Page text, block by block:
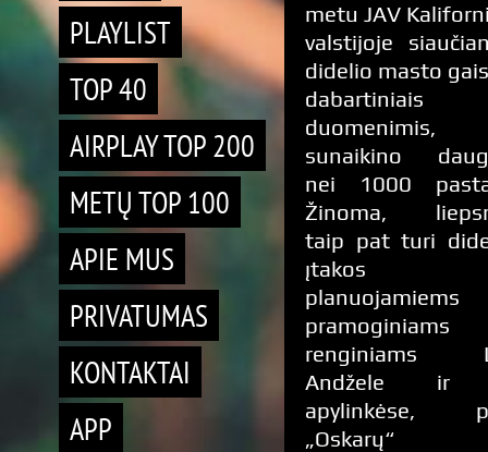
PLAYLIST
TOP 40
AIRPLAY TOP 200
METŲ TOP 100
APIE MUS
PRIVATUMAS
KONTAKTAI
APP
metu JAV
valstijoje
didelio masto
dabartiniais
duomenimis,
sunaikino
nei 1000
Žinoma,
taip pat turi
įtakos
planuojamiems
pramoginiams
renginiams
Andžele ir
apylinkėse,
„Oskarų“